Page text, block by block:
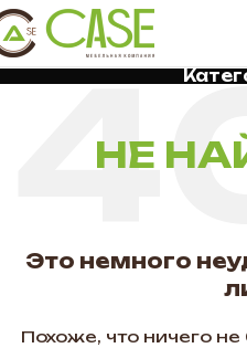
НЕ
Это немного
Похоже, что ничего